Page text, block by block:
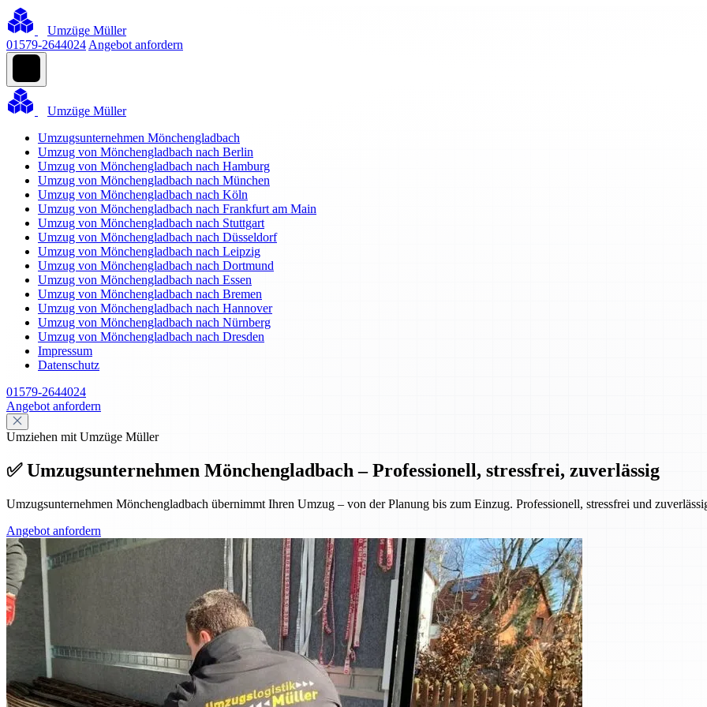
Umzüge Müller
01579-2644024 Angebot anfordern
Umzüge Müller
Umzugsunternehmen Mönchengladbach
Umzug von Mönchengladbach nach Berlin
Umzug von Mönchengladbach nach Hamburg
Umzug von Mönchengladbach nach München
Umzug von Mönchengladbach nach Köln
Umzug von Mönchengladbach nach Frankfurt am Main
Umzug von Mönchengladbach nach Stuttgart
Umzug von Mönchengladbach nach Düsseldorf
Umzug von Mönchengladbach nach Leipzig
Umzug von Mönchengladbach nach Dortmund
Umzug von Mönchengladbach nach Essen
Umzug von Mönchengladbach nach Bremen
Umzug von Mönchengladbach nach Hannover
Umzug von Mönchengladbach nach Nürnberg
Umzug von Mönchengladbach nach Dresden
Impressum
Datenschutz
01579-2644024
Angebot anfordern
Umziehen mit Umzüge Müller
✅ Umzugsunternehmen Mönchengladbach – Professionell, stressfrei, zuverlässig
Umzugsunternehmen Mönchengladbach übernimmt Ihren Umzug – von der Planung bis zum Einzug. Professionell, stressfrei und
Angebot anfordern